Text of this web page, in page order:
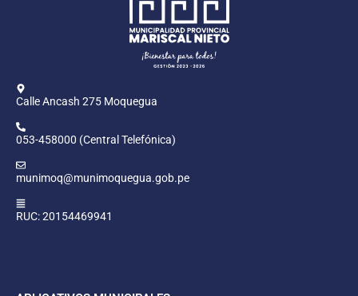
Calle Ancash 275 Moquegua
053-458000 (Central Telefónica)
munimoq@munimoquegua.gob.pe
RUC: 20154469941